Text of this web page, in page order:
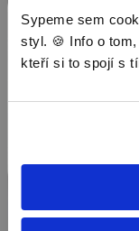
Sypeme sem
styl. 🍪 Info o
kteří si to spojí s